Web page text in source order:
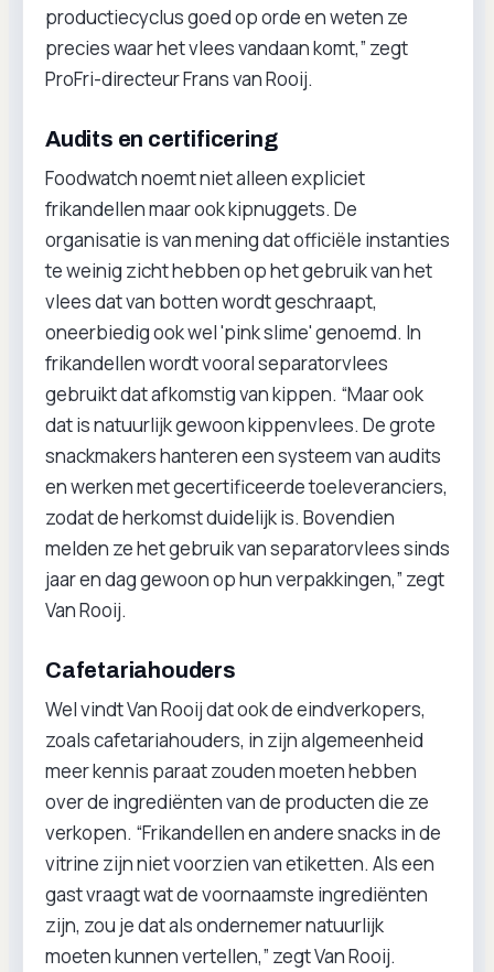
productiecyclus goed op orde en weten ze
precies waar het vlees vandaan komt,” zegt
ProFri-directeur Frans van Rooij.
Audits en certificering
Foodwatch noemt niet alleen expliciet
frikandellen maar ook kipnuggets. De
organisatie is van mening dat officiële instanties
te weinig zicht hebben op het gebruik van het
vlees dat van botten wordt geschraapt,
oneerbiedig ook wel 'pink slime' genoemd. In
frikandellen wordt vooral separatorvlees
gebruikt dat afkomstig van kippen. “Maar ook
dat is natuurlijk gewoon kippenvlees. De grote
snackmakers hanteren een systeem van audits
en werken met gecertificeerde toeleveranciers,
zodat de herkomst duidelijk is. Bovendien
melden ze het gebruik van separatorvlees sinds
jaar en dag gewoon op hun verpakkingen,” zegt
Van Rooij.
Cafetariahouders
Wel vindt Van Rooij dat ook de eindverkopers,
zoals cafetariahouders, in zijn algemeenheid
meer kennis paraat zouden moeten hebben
over de ingrediënten van de producten die ze
verkopen. “Frikandellen en andere snacks in de
vitrine zijn niet voorzien van etiketten. Als een
gast vraagt wat de voornaamste ingrediënten
zijn, zou je dat als ondernemer natuurlijk
moeten kunnen vertellen,” zegt Van Rooij.